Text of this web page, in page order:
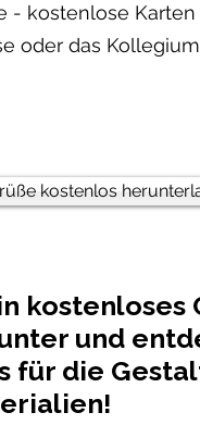
- kostenlose
oder das
kostenlos
kostenloses
und
für die